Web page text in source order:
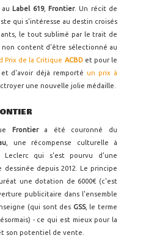
Label 619, Frontier. Un récit de
qui s'intéresse au destin croisés
le tout sublimé par le trait de
non content d'être sélectionné au
Prix de la Critique ACBD et pour le
d'avoir déjà remportéun prix à
une nouvelle jolie médaille.
Frontier a été couronné du
, une récompense culturelle à
Leclerc qui s'est pourvu d'une
depuis 2012. Le principe
une dotation de 6000€ (c'est
publicitaire dans l'ensemble
(qui sont des GSS, le terme
- ce qui est mieux pour la
son potentiel de vente.